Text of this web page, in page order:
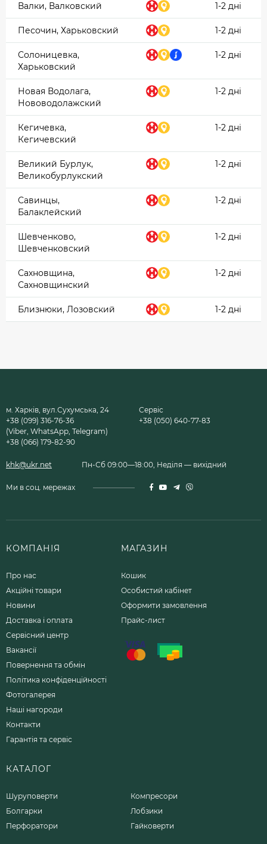
Валки, Валковский 1-2 дні
Песочин, Харьковский 1-2 дні
Солоницевка,
Харьковский
1-2 дні
Новая Водолага,
Нововодолажский
1-2 дні
Кегичевка,
Кегичевский
1-2 дні
Великий Бурлук,
Великобурлукский
1-2 дні
Савинцы,
Балаклейский
1-2 дні
Шевченково,
Шевченковский
1-2 дні
Сахновщина,
Сахновщинский
1-2 дні
Близнюки, Лозовский 1-2 дні
м. Харків, вул.Сухумська, 24
+38 (099) 316-76-36
(Viber, WhatsApp, Telegram)
+38 (066) 179-82-90
Сервіс
+38 (050) 640-77-83
khk@ukr.net Пн-Сб 09:00—18:00, Неділя — вихідний
Ми в соц. мережах
КОМПАНІЯ
Про нас
Акційні товари
Новини
Доставка і оплата
Сервісний центр
Вакансії
Повернення та обмін
Політика конфіденційності
Фотогалерея
Наші нагороди
Контакти
Гарантія та сервіс
МАГАЗИН
Кошик
Особистий кабінет
Оформити замовлення
Прайс-лист
КАТАЛОГ
Шуруповерти
Болгарки
Перфоратори
Компресори
Лобзики
Гайковерти